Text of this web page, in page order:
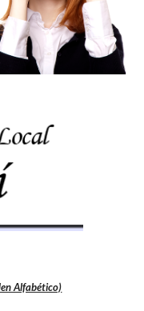
Alfabético)